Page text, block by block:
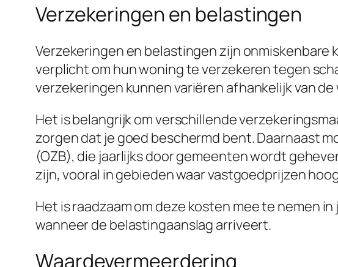
Verzekeringen en belastingen
Verzekeringen en belastingen zijn
verplicht om hun woning te verzekeren tegen
verzekeringen kunnen variëren afhankelijk van
Het is belangrijk om verschillende
zorgen dat je goed beschermd bent. Daarnaast
(OZB), die jaarlijks door gemeenten wordt
zijn, vooral in gebieden waar vastgoedprijzen
Het is raadzaam om deze kosten mee te nemen
wanneer de belastingaanslag arriveert.
Waardevermeerdering